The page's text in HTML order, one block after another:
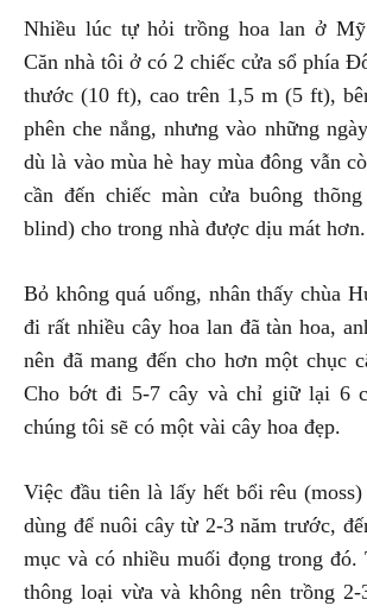
Nhiều lúc tự hỏi trồng hoa lan ở
Căn nhà tôi ở có 2 chiếc cửa sổ phía
thước (10 ft), cao trên 1,5 m (5 ft),
phên che nắng, nhưng vào những
dù là vào mùa hè hay mùa đông vẫn
cần đến chiếc màn cửa buông
blind) cho trong nhà được dịu mát hơn.
Bỏ không quá uổng, nhân thấy chùa
đi rất nhiều cây hoa lan đã tàn hoa,
nên đã mang đến cho hơn một chục
Cho bớt đi 5-7 cây và chỉ giữ lại 6
chúng tôi sẽ có một vài cây hoa đẹp.
Việc đầu tiên là lấy hết bổi rêu
dùng để nuôi cây từ 2-3 năm trước,
mục và có nhiều muối đọng trong
thông loại vừa và không nên trồng 2-